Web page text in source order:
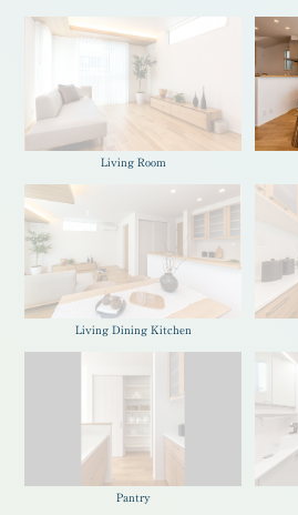
Living Room
Living Dining Kitchen
Pantry